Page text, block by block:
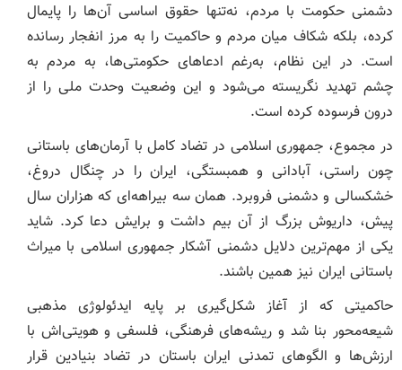
دشمنی حکومت با مردم، نه‌تنها حقوق اساسی آن‌ها را پایمال
کرده، بلکه شکاف میان مردم و حاکمیت را به مرز انفجار رسانده
است. در این نظام، به‌رغم ادعاهای حکومتی‌ها، به مردم به
چشم تهدید نگریسته می‌شود و این وضعیت وحدت ملی را از
درون فرسوده کرده است.
در مجموع، جمهوری اسلامی در تضاد کامل با آرمان‌های باستانی
چون راستی، آبادانی و همبستگی، ایران را در چنگال دروغ،
خشکسالی و دشمنی فروبرد. همان سه بیراهه‌ای که هزاران سال
پیش، داریوش بزرگ از آن بیم داشت و برایش دعا کرد. شاید
یکی از مهم‌ترین دلایل دشمنی آشکار جمهوری اسلامی با میراث
باستانی ایران نیز همین باشند.
حاکمیتی که از آغاز شکل‌گیری بر پایه‌ ایدئولوژی مذهبی
شیعه‌محور بنا شد و ریشه‌های فرهنگی، فلسفی و هویتی‌اش با
ارزش‌ها و الگوهای تمدنی ایران باستان در تضاد بنیادین قرار